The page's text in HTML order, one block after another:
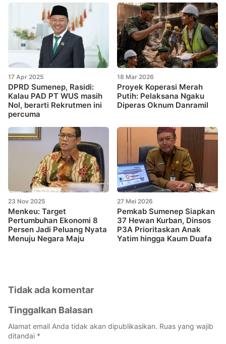
17 Apr 2025
DPRD Sumenep, Rasidi:
Kalau PAD PT WUS masih
Nol, berarti Rekrutmen ini
percuma
18 Mar 2026
Proyek Koperasi Merah
Putih: Pelaksana Ngaku
Diperas Oknum Danramil
23 Nov 2025
Menkeu: Target
Pertumbuhan Ekonomi 8
Persen Jadi Peluang Nyata
Menuju Negara Maju
27 Mei 2026
Pemkab Sumenep Siapkan
37 Hewan Kurban, Dinsos
P3A Prioritaskan Anak
Yatim hingga Kaum Duafa
Tidak ada komentar
Tinggalkan Balasan
Alamat email Anda tidak akan dipublikasikan. Ruas yang wajib
ditandai *